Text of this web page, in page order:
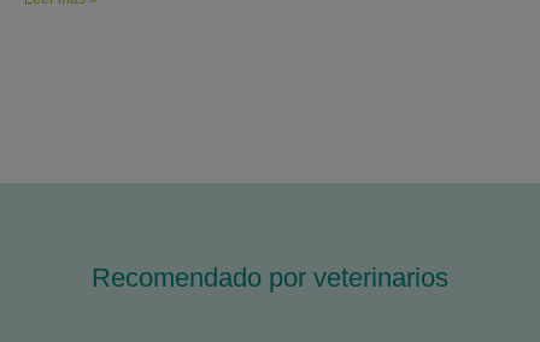
Recomendado por veterinarios